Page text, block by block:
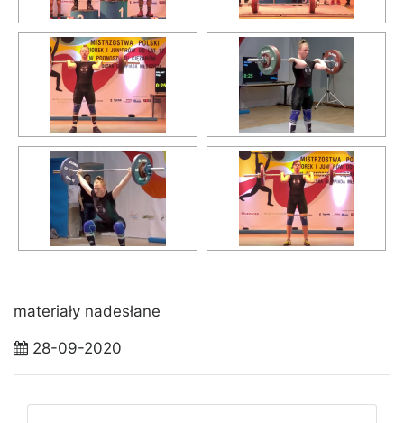
materiały nadesłane
28-09-2020